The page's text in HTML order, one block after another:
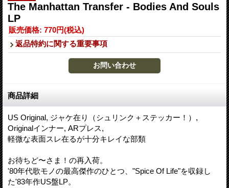
The Manhattan Transfer - Bodies And Souls
LP
販売価格: 770円(税込)
返品特約に関する重要事項
商品詳細
US Original, ジャケ在り（シュリンク＋ステッカー！）,
Originalインナー, ARプレス,
軽微な表面スレ在るが十分キレイな部類
お待ちど〜さま！の再入荷。
'80年代歌モノの最高傑作のひとつ、"Spice Of Life"を収録し
た'83年作US盤LP。